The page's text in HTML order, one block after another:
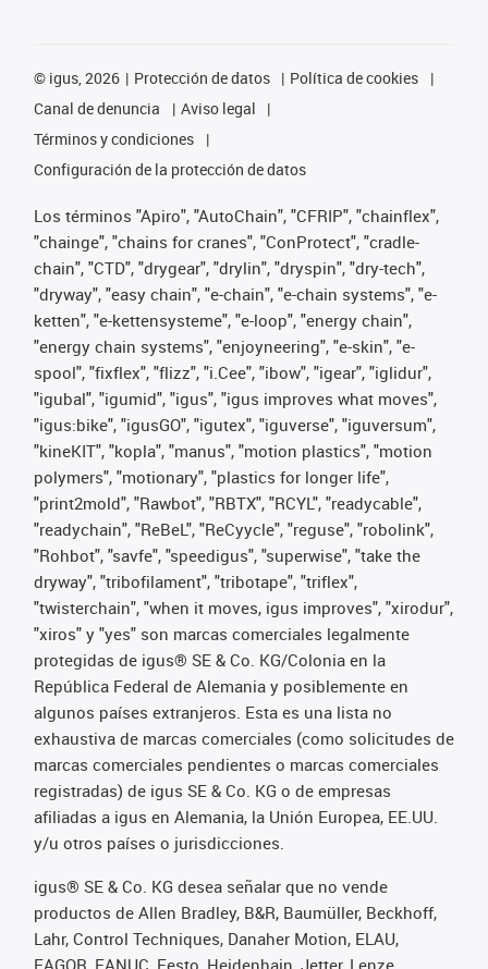
© igus, 2026 Protección de datos
Política de cookies
Canal de denuncia
Aviso legal
Términos y condiciones
Configuración de la protección de datos
Los términos "Apiro", "AutoChain", "CFRIP", "chainflex",
"chainge", "chains for cranes", "ConProtect", "cradle-
chain", "CTD", "drygear", "drylin", "dryspin", "dry-tech",
"dryway", "easy chain", "e-chain", "e-chain systems", "e-
ketten", "e-kettensysteme", "e-loop", "energy chain",
"energy chain systems", "enjoyneering", "e-skin", "e-
spool", "fixflex", "flizz", "i.Cee", "ibow", "igear", "iglidur",
"igubal", "igumid", "igus", "igus improves what moves",
"igus:bike", "igusGO", "igutex", "iguverse", "iguversum",
"kineKIT", "kopla", "manus", "motion plastics", "motion
polymers", "motionary", "plastics for longer life",
"print2mold", "Rawbot", "RBTX", "RCYL", "readycable",
"readychain", "ReBeL", "ReCyycle", "reguse", "robolink",
"Rohbot", "savfe", "speedigus", "superwise", "take the
dryway", "tribofilament", "tribotape", "triflex",
"twisterchain", "when it moves, igus improves", "xirodur",
"xiros" y "yes" son marcas comerciales legalmente
protegidas de igus® SE & Co. KG/Colonia en la
República Federal de Alemania y posiblemente en
algunos países extranjeros. Esta es una lista no
exhaustiva de marcas comerciales (como solicitudes de
marcas comerciales pendientes o marcas comerciales
registradas) de igus SE & Co. KG o de empresas
afiliadas a igus en Alemania, la Unión Europea, EE.UU.
y/u otros países o jurisdicciones.
igus® SE & Co. KG desea señalar que no vende
productos de Allen Bradley, B&R, Baumüller, Beckhoff,
Lahr, Control Techniques, Danaher Motion, ELAU,
FAGOR, FANUC, Festo, Heidenhain, Jetter, Lenze,